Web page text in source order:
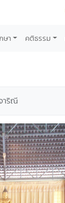
ษา คติธรรม
าริณี